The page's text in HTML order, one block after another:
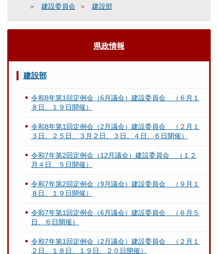
建設委員会
建設部
県政情報
建設部
令和8年第1回定例会（6月議会）建設委員会 （６月１
８日、１９日開催）
令和8年第1回定例会（2月議会）建設委員会 （２月１
３日、２５日、３月２日、３日、４日、６日開催）
令和7年第2回定例会（12月議会）建設委員会 （１２
月４日、５日開催）
令和7年第2回定例会（9月議会）建設委員会 （９月１
８日、１９日開催）
令和7年第1回定例会（6月議会）建設委員会 （６月５
日、６日開催）
令和7年第1回定例会（2月議会）建設委員会 （２月１
２日、１８日、１９日、２０日開催）